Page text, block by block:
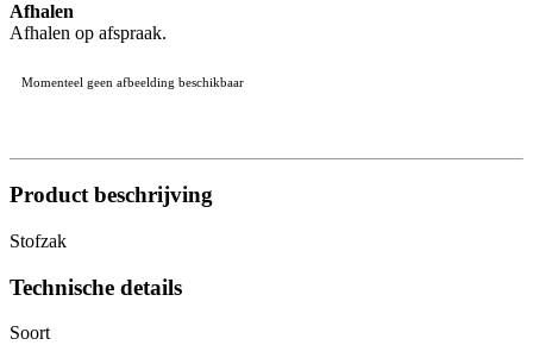
Afhalen
Afhalen op afspraak.
Momenteel geen afbeelding beschikbaar
Product beschrijving
Stofzak
Technische details
Soort